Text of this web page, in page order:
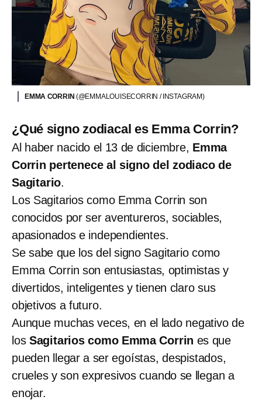
EMMA CORRIN (@EMMALOUISECORRIN / INSTAGRAM)
¿Qué signo zodiacal es Emma Corrin?
Al haber nacido el 13 de diciembre, Emma
Corrin pertenece al signo del zodiaco de
Sagitario.
Los Sagitarios como Emma Corrin son
conocidos por ser aventureros, sociables,
apasionados e independientes.
Se sabe que los del signo Sagitario como
Emma Corrin son entusiastas, optimistas y
divertidos, inteligentes y tienen claro sus
objetivos a futuro.
Aunque muchas veces, en el lado negativo de
los Sagitarios como Emma Corrin es que
pueden llegar a ser egoístas, despistados,
crueles y son expresivos cuando se llegan a
enojar.